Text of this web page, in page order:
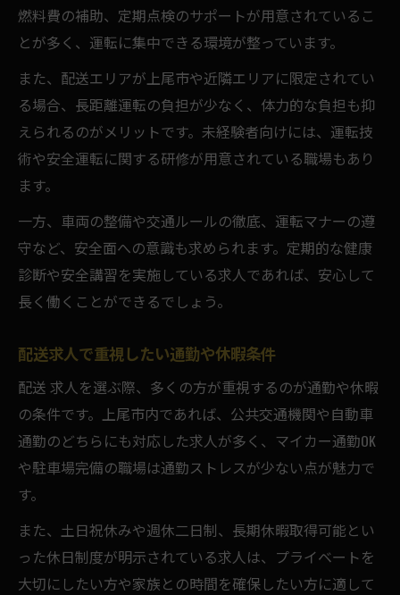
燃料費の補助、定期点検のサポートが用意されているこ
とが多く、運転に集中できる環境が整っています。
また、配送エリアが上尾市や近隣エリアに限定されてい
る場合、長距離運転の負担が少なく、体力的な負担も抑
えられるのがメリットです。未経験者向けには、運転技
術や安全運転に関する研修が用意されている職場もあり
ます。
一方、車両の整備や交通ルールの徹底、運転マナーの遵
守など、安全面への意識も求められます。定期的な健康
診断や安全講習を実施している求人であれば、安心して
長く働くことができるでしょう。
配送求人で重視したい通勤や休暇条件
配送 求人を選ぶ際、多くの方が重視するのが通勤や休暇
の条件です。上尾市内であれば、公共交通機関や自動車
通勤のどちらにも対応した求人が多く、マイカー通勤OK
や駐車場完備の職場は通勤ストレスが少ない点が魅力で
す。
また、土日祝休みや週休二日制、長期休暇取得可能とい
った休日制度が明示されている求人は、プライベートを
大切にしたい方や家族との時間を確保したい方に適して